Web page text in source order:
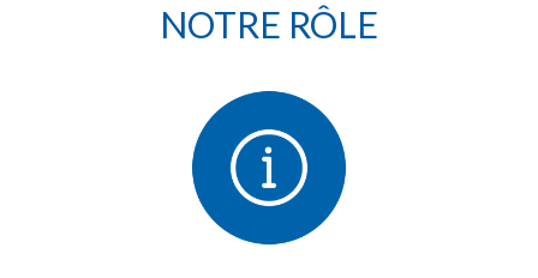
NOTRE RÔLE